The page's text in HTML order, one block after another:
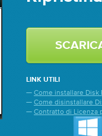
LINK UTILI
— Come installare Disk
— Come disinstallare
— Contratto di Licenza